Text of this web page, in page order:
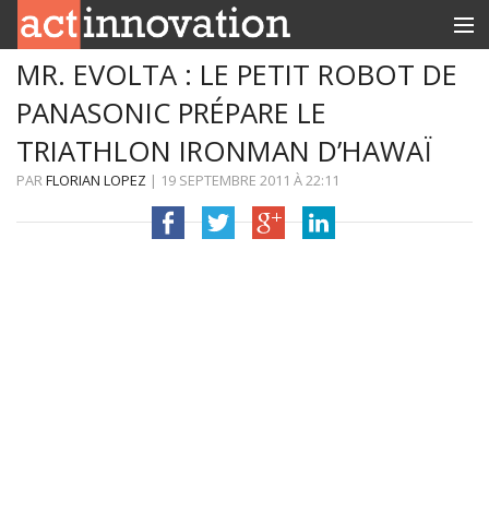
RUBRIQUES
INNOBOX
CONTACT
MR. EVOLTA : LE PETIT ROBOT DE
PANASONIC PRÉPARE LE
TRIATHLON IRONMAN D’HAWAÏ
PARFLORIAN LOPEZ | 19 SEPTEMBRE 2011 À22:11